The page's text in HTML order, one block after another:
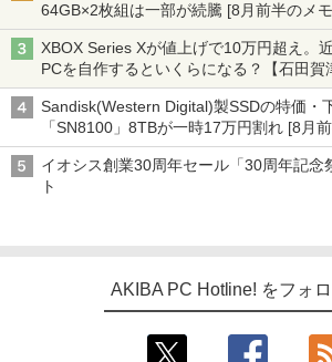
64GB×2枚組は一部が続騰 [8月前半のメ
XBOX Series Xが値上げで10万円超え。
PCを自作するといくらになる？【石田賀
ーム』】
Sandisk(Western Digital)製SSDの特価・
「SN8100」8TBが一時17万円割れ [8月
イオシス創業30周年セール「30周年記念
ト
AKIBA PC Hotline! をフォ